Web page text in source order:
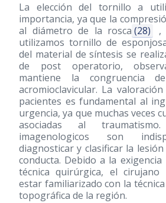
La elección del tornillo a
importancia, ya que la
al diámetro de la rosca (28)
,
utilizamos tornillo de
del material de síntesis se
de post operatorio,
mantiene la congruencia
acromioclavicular. La
pacientes es fundamental al
urgencia, ya que muchas veces
asociadas al
imagenologicos son
diagnosticar y clasificar la
conducta. Debido a la
técnica quirúrgica, el cirujano
estar familiarizado con la
topográfica de la región.